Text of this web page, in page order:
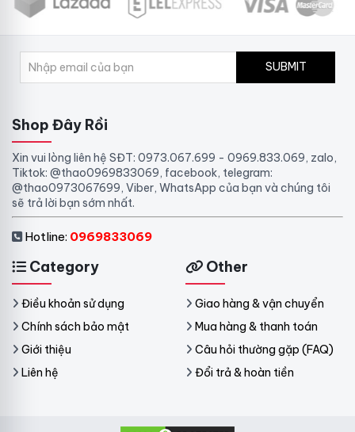
SUBMIT
Shop Đây Rồi
Xin vui lòng liên hệ SĐT: 0973.067.699 - 0969.833.069, zalo,
Tiktok: @thao0969833069, facebook, telegram:
@thao0973067699, Viber, WhatsApp của bạn và chúng tôi
sẽ trả lời bạn sớm nhất.
Hotline: 0969833069
Category
Điều khoản sử dụng
Chính sách bảo mật
Giới thiệu
Liên hệ
Other
Giao hàng & vận chuyển
Mua hàng & thanh toán
Câu hỏi thường gặp (FAQ)
Đổi trả & hoàn tiền